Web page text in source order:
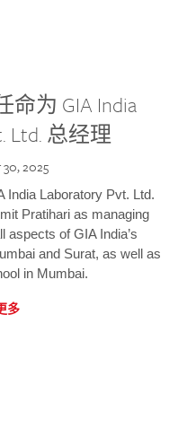
命为 GIA India
Ltd. 总经理
2025
India Laboratory Pvt. Ltd.
Pratihari as managing
aspects of GIA India’s
and Surat, as well as
in Mumbai.
多